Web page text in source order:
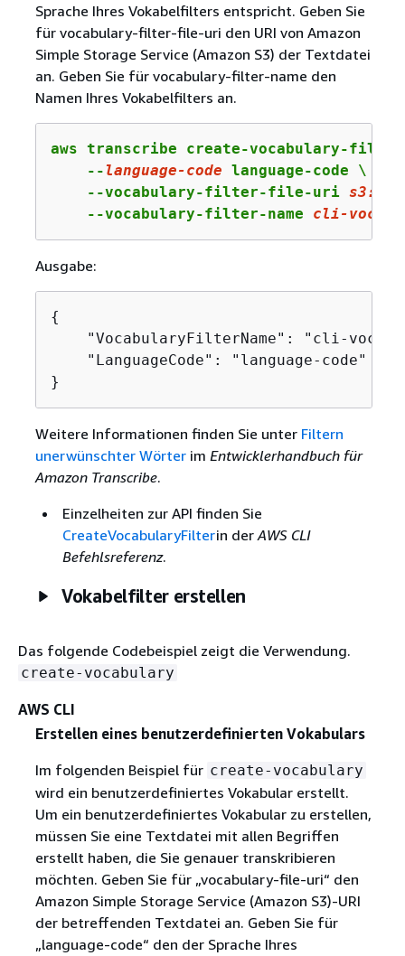
Sprache Ihres Vokabelfilters entspricht. Geben Sie
für vocabulary-filter-file-uri den URI von Amazon
Simple Storage Service (Amazon S3) der Textdatei
an. Geben Sie für vocabulary-filter-name den
Namen Ihres Vokabelfilters an.
aws transcribe create-vocabulary-
    --
language-code language-code \
    --vocabulary-filter-file-uri
s3://
    --vocabulary-filter-name
cli-
Ausgabe:
{
"VocabularyFilterName": "cli-
    "LanguageCode": "language-code"
}
Weitere Informationen finden Sie unter Filtern
unerwünschter Wörterim Entwicklerhandbuch für
Amazon Transcribe.
Einzelheiten zur API finden Sie
CreateVocabularyFilterin derAWS CLI
Befehlsreferenz.
Vokabelfilter erstellen
Das folgende Codebeispiel zeigt die Verwendung.
create-vocabulary
AWS CLI
Erstellen eines benutzerdefinierten Vokabulars
Im folgenden Beispiel für create-vocabulary
wird ein benutzerdefiniertes Vokabular erstellt.
Um ein benutzerdefiniertes Vokabular zu erstellen,
müssen Sie eine Textdatei mit allen Begriffen
erstellt haben, die Sie genauer transkribieren
möchten. Geben Sie für „vocabulary-file-uri“ den
Amazon Simple Storage Service (Amazon S3)-URI
der betreffenden Textdatei an. Geben Sie für
„language-code“ den der Sprache Ihres